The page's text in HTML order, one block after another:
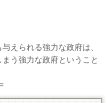
えられる強力な政府は、
う強力な政府ということ